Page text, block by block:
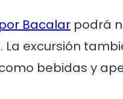
Bacalar podrá
excursión
bebidas y